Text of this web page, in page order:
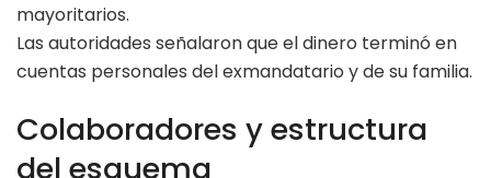
mayoritarios.
Las autoridades señalaron que el dinero terminó en
cuentas personales del exmandatario y de su familia.
Colaboradores y estructura
del esquema